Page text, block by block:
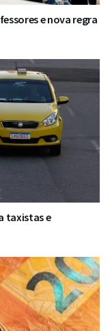
e nova regra
taxistas e